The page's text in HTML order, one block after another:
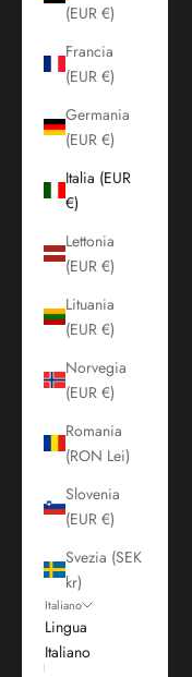
(EUR €)
Francia
(EUR €)
Germania
(EUR €)
Italia (EUR
€)
Lettonia
(EUR €)
Lituania
(EUR €)
Norvegia
(EUR €)
Romania
(RON Lei)
Slovenia
(EUR €)
Svezia (SEK
kr)
Italiano
Lingua
Italiano